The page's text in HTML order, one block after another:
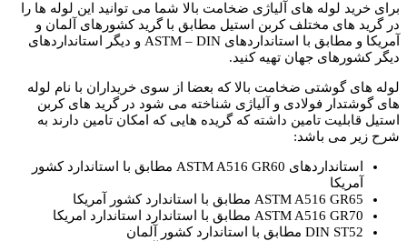
برای خرید لوله های آلیاژی ضخامت بالا شما می توانید این لوله ها را
در گرید های مختلف کربن استیل مطابق با گرید کشورهای آلمان و
آمریکا و مطابق با استانداردهای ASTM – DIN و دیگر استانداردهای
دیگر کشورهای جهان تهیه کنید.
لوله های گوشتی ضخامت بالا که بعضا از سوی خریداران با نام لوله
های گوشتدار فولادی و آلیاژی شناخته می شود در گرید های کربن
استیل قابلیت تامین داشته که گریده هایی که امکان تامین دارند به
شرح زیر می باشد:
استانداردهای ASTM A516 GR60 مطابق با استاندارد کشور
آمریکا
ASTM A516 GR65 مطابق با استاندارد کشور آمریکا
ASTM A516 GR70 مطابق با استاندارد استاندارد امریکا
DIN ST52 مطابق با استاندارد کشور آلمان